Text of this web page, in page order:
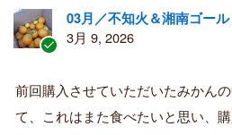
証
済
み
03月／不知火＆湘南ゴー
3月 9, 2026
前回購入させていただいたみかん
て、これはまた食べたいと思い、